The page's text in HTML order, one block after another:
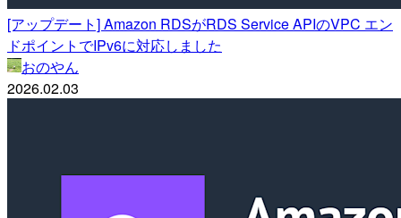
[アップデート] Amazon RDSがRDS Service APIのVPC エン
ドポイントでIPv6に対応しました
おのやん
2026.02.03